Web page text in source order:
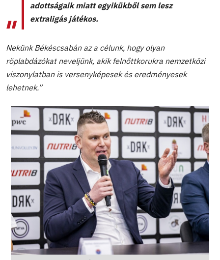
adottságaik miatt egyikükből sem lesz
extraligás játékos.
Nekünk Békéscsabán az a célunk, hogy olyan
röplabdázókat neveljünk, akik felnőttkorukra nemzetközi
viszonylatban is versenyképesek és eredményesek
lehetnek.”